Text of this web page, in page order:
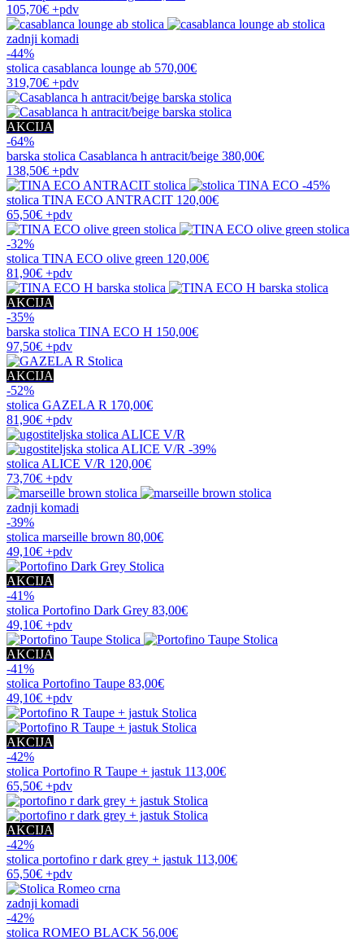
105,70€ +pdv
zadnji komadi
-44%
stolica casablanca lounge ab 570,00€
319,70€ +pdv
AKCIJA
-64%
barska stolica Casablanca h antracit/beige 380,00€
138,50€ +pdv
-45%
stolica TINA ECO ANTRACIT 120,00€
65,50€ +pdv
-32%
stolica TINA ECO olive green 120,00€
81,90€ +pdv
AKCIJA
-35%
barska stolica TINA ECO H 150,00€
97,50€ +pdv
AKCIJA
-52%
stolica GAZELA R 170,00€
81,90€ +pdv
-39%
stolica ALICE V/R 120,00€
73,70€ +pdv
zadnji komadi
-39%
stolica marseille brown 80,00€
49,10€ +pdv
AKCIJA
-41%
stolica Portofino Dark Grey 83,00€
49,10€ +pdv
AKCIJA
-41%
stolica Portofino Taupe 83,00€
49,10€ +pdv
AKCIJA
-42%
stolica Portofino R Taupe + jastuk 113,00€
65,50€ +pdv
AKCIJA
-42%
stolica portofino r dark grey + jastuk 113,00€
65,50€ +pdv
zadnji komadi
-42%
stolica ROMEO BLACK 56,00€